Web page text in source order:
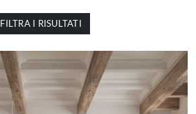
FILTRA I RISULTATI